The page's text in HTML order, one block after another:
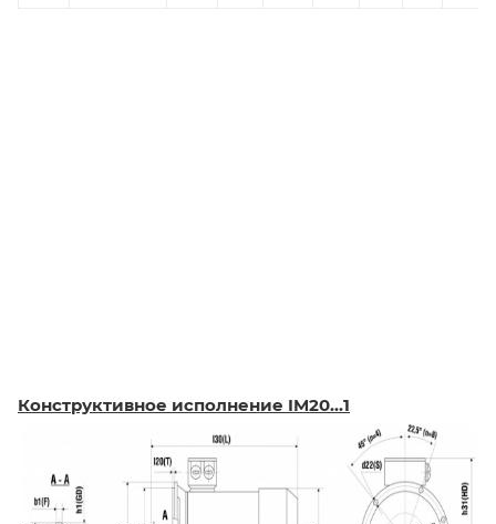
Конструктивное исполнение IM20...1